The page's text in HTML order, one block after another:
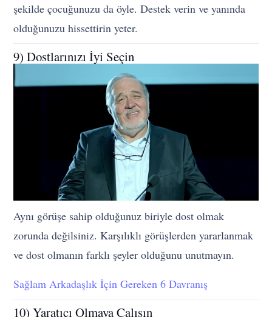
şekilde çocuğunuzu da öyle. Destek verin ve yanında
olduğunuzu hissettirin yeter.
9) Dostlarınızı İyi Seçin
Aynı görüşe sahip olduğunuz biriyle dost olmak
zorunda değilsiniz. Karşılıklı görüşlerden yararlanmak
ve dost olmanın farklı şeyler olduğunu unutmayın.
Sağlam Arkadaşlık İçin Gereken 6 Davranış
10) Yaratıcı Olmaya Çalışın